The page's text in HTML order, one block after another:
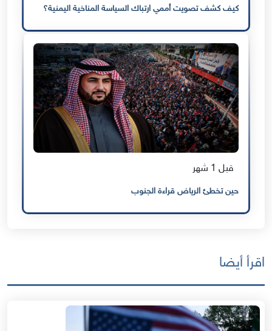
كيف كشف تصويت أممي ارتباك السياسة المناخية اليمنية؟
قبل 1 شهر
حين تخطئ الرياض قراءة الجنوب
اقرأ أيضا